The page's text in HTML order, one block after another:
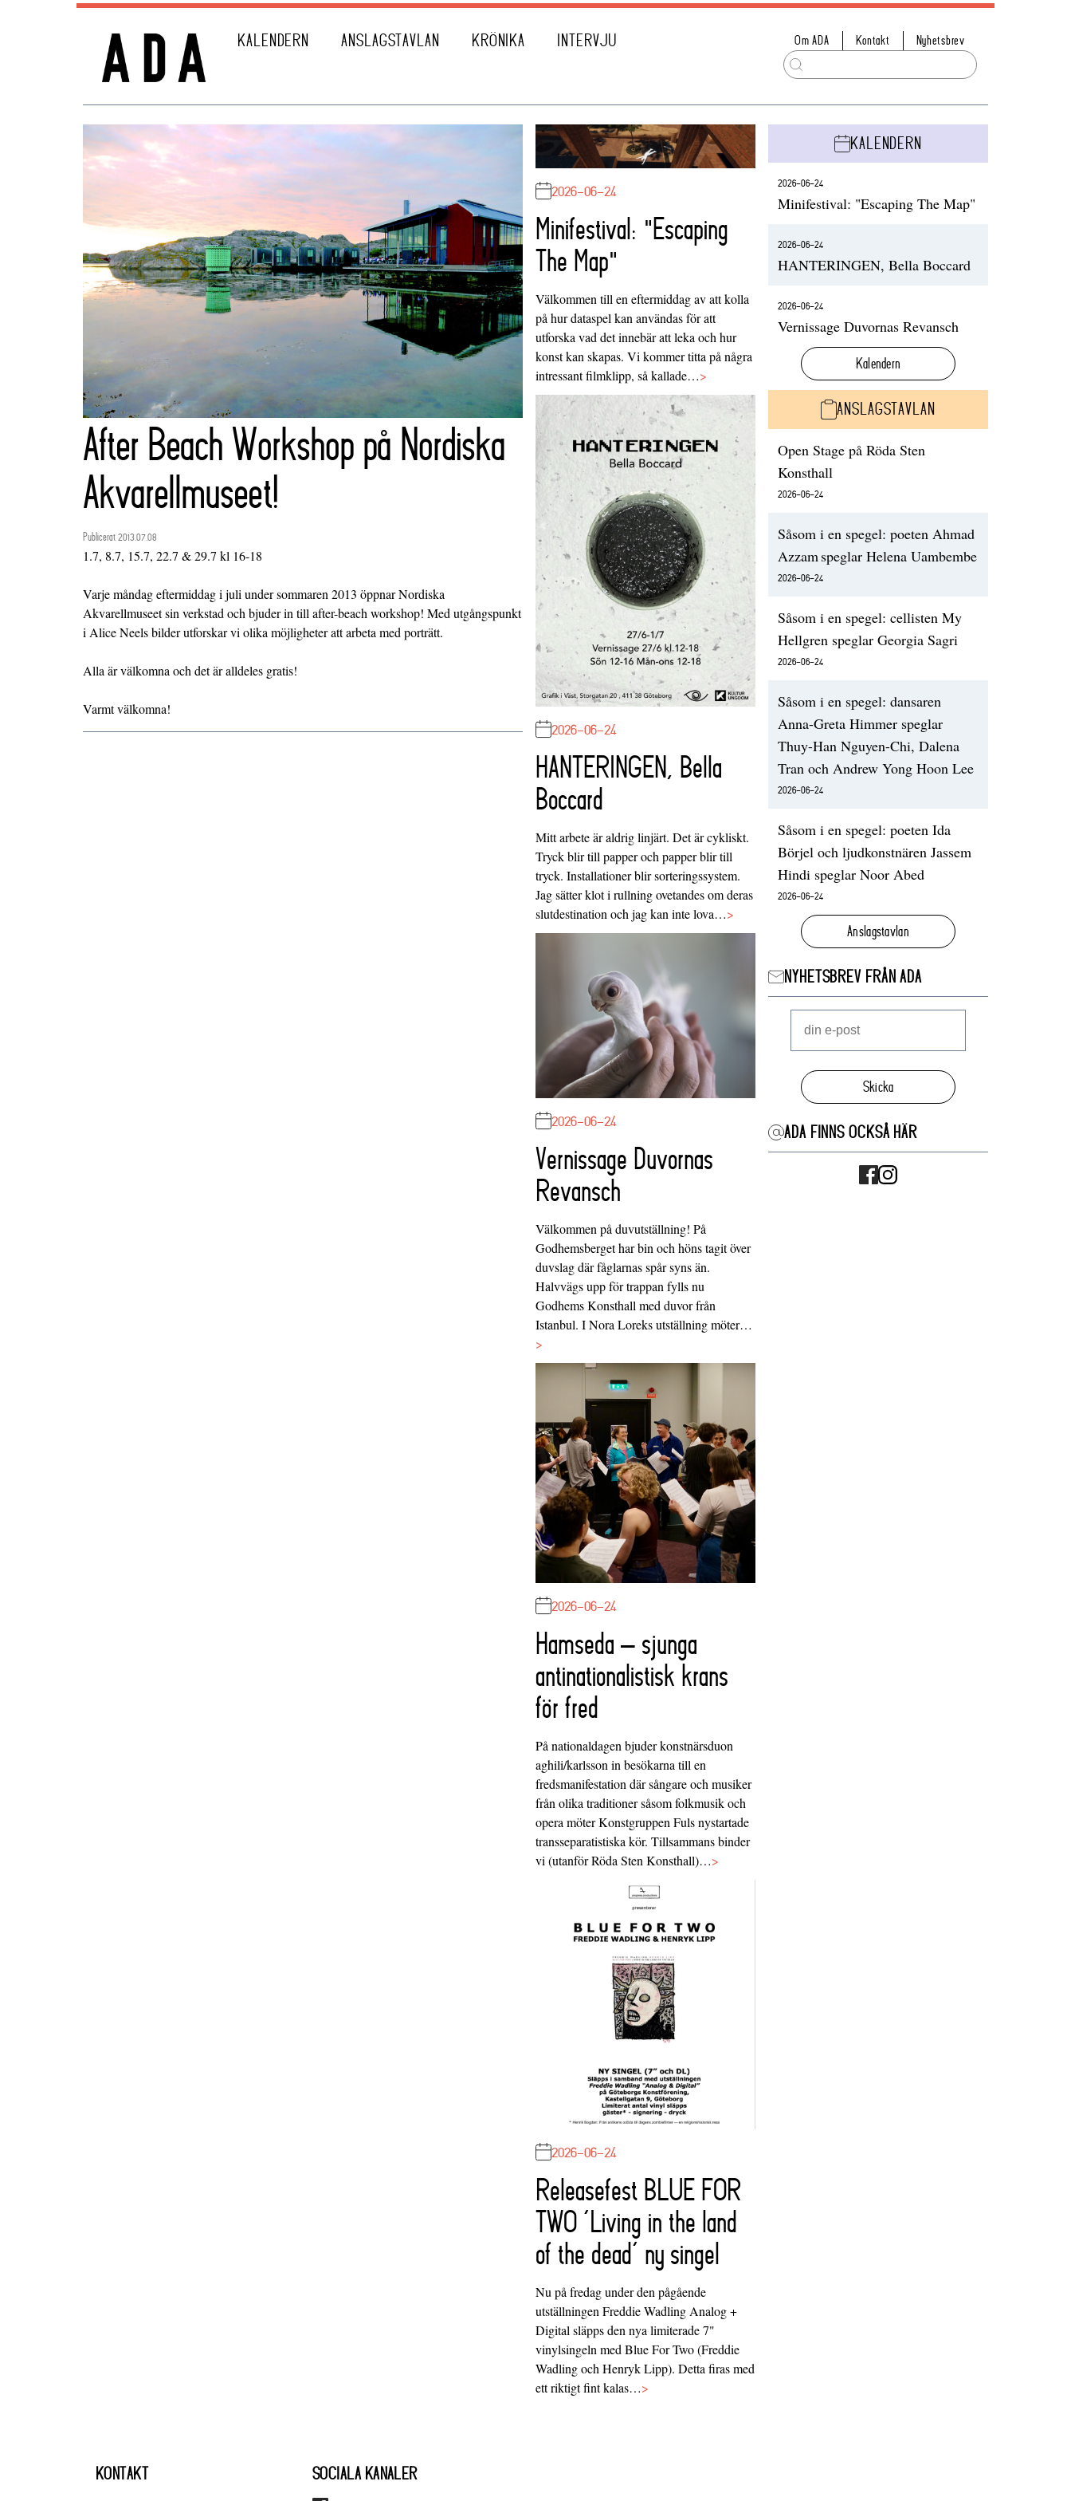
KALENDERN ANSLAGSTAVLAN KRÖNIKA INTERVJU Om ADA Kontakt Nyhetsbrev
After Beach Workshop på Nordiska
Akvarellmuseet!
Publicerat 2013.07.08
1.7, 8.7, 15.7, 22.7 & 29.7 kl 16-18
Varje måndag eftermiddag i juli under sommaren 2013 öppnar Nordiska
Akvarellmuseet sin verkstad och bjuder in till after-beach workshop! Med utgångspunkt
i Alice Neels bilder utforskar vi olika möjligheter att arbeta med porträtt.
Alla är välkomna och det är alldeles gratis!
Varmt välkomna!
2026-06-24
Minifestival: "Escaping
The Map"
Välkommen till en eftermiddag av att kolla
på hur dataspel kan användas för att
utforska vad det innebär att leka och hur
konst kan skapas. Vi kommer titta på några
intressant filmklipp, så kallade…>
2026-06-24
HANTERINGEN, Bella
Boccard
Mitt arbete är aldrig linjärt. Det är cykliskt.
Tryck blir till papper och papper blir till
tryck. Installationer blir sorteringssystem.
Jag sätter klot i rullning ovetandes om deras
slutdestination och jag kan inte lova…>
2026-06-24
Vernissage Duvornas
Revansch
Välkommen på duvutställning! På
Godhemsberget har bin och höns tagit över
duvslag där fåglarnas spår syns än.
Halvvägs upp för trappan fylls nu
Godhems Konsthall med duvor från
Istanbul. I Nora Loreks utställning möter…
>
2026-06-24
Hamseda – sjunga
antinationalistisk krans
för fred
På nationaldagen bjuder konstnärsduon
aghili/karlsson in besökarna till en
fredsmanifestation där sångare och musiker
från olika traditioner såsom folkmusik och
opera möter Konstgruppen Fuls nystartade
transseparatistiska kör. Tillsammans binder
vi (utanför Röda Sten Konsthall)…>
2026-06-24
Releasefest BLUE FOR
TWO ‘Living in the land
of the dead’ ny singel
Nu på fredag under den pågående
utställningen Freddie Wadling Analog +
Digital släpps den nya limiterade 7"
vinylsingeln med Blue For Two (Freddie
Wadling och Henryk Lipp). Detta firas med
ett riktigt fint kalas…>
KALENDERN
2026-06-24
Minifestival: "Escaping The Map"
2026-06-24
HANTERINGEN, Bella Boccard
2026-06-24
Vernissage Duvornas Revansch
Kalendern
ANSLAGSTAVLAN
Open Stage på Röda Sten
Konsthall
2026-06-24
Såsom i en spegel: poeten Ahmad
Azzam speglar Helena Uambembe
2026-06-24
Såsom i en spegel: cellisten My
Hellgren speglar Georgia Sagri
2026-06-24
Såsom i en spegel: dansaren
Anna-Greta Himmer speglar
Thuy-Han Nguyen-Chi, Dalena
Tran och Andrew Yong Hoon Lee
2026-06-24
Såsom i en spegel: poeten Ida
Börjel och ljudkonstnären Jassem
Hindi speglar Noor Abed
2026-06-24
Anslagstavlan
NYHETSBREV FRÅN ADA
Skicka
ADA FINNS OCKSÅ HÄR
KONTAKT SOCIALA KANALER